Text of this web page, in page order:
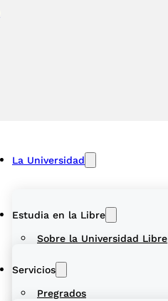
La Universidad
Sobre la Universidad Libre
Estudia en la Libre
Pregrados
Servicios